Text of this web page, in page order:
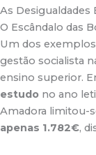
As Desigualdades
O Escândalo das
Um dos
gestão socialista
ensino superior.
estudo no ano
Amadora limitou-
apenas 1.782€,